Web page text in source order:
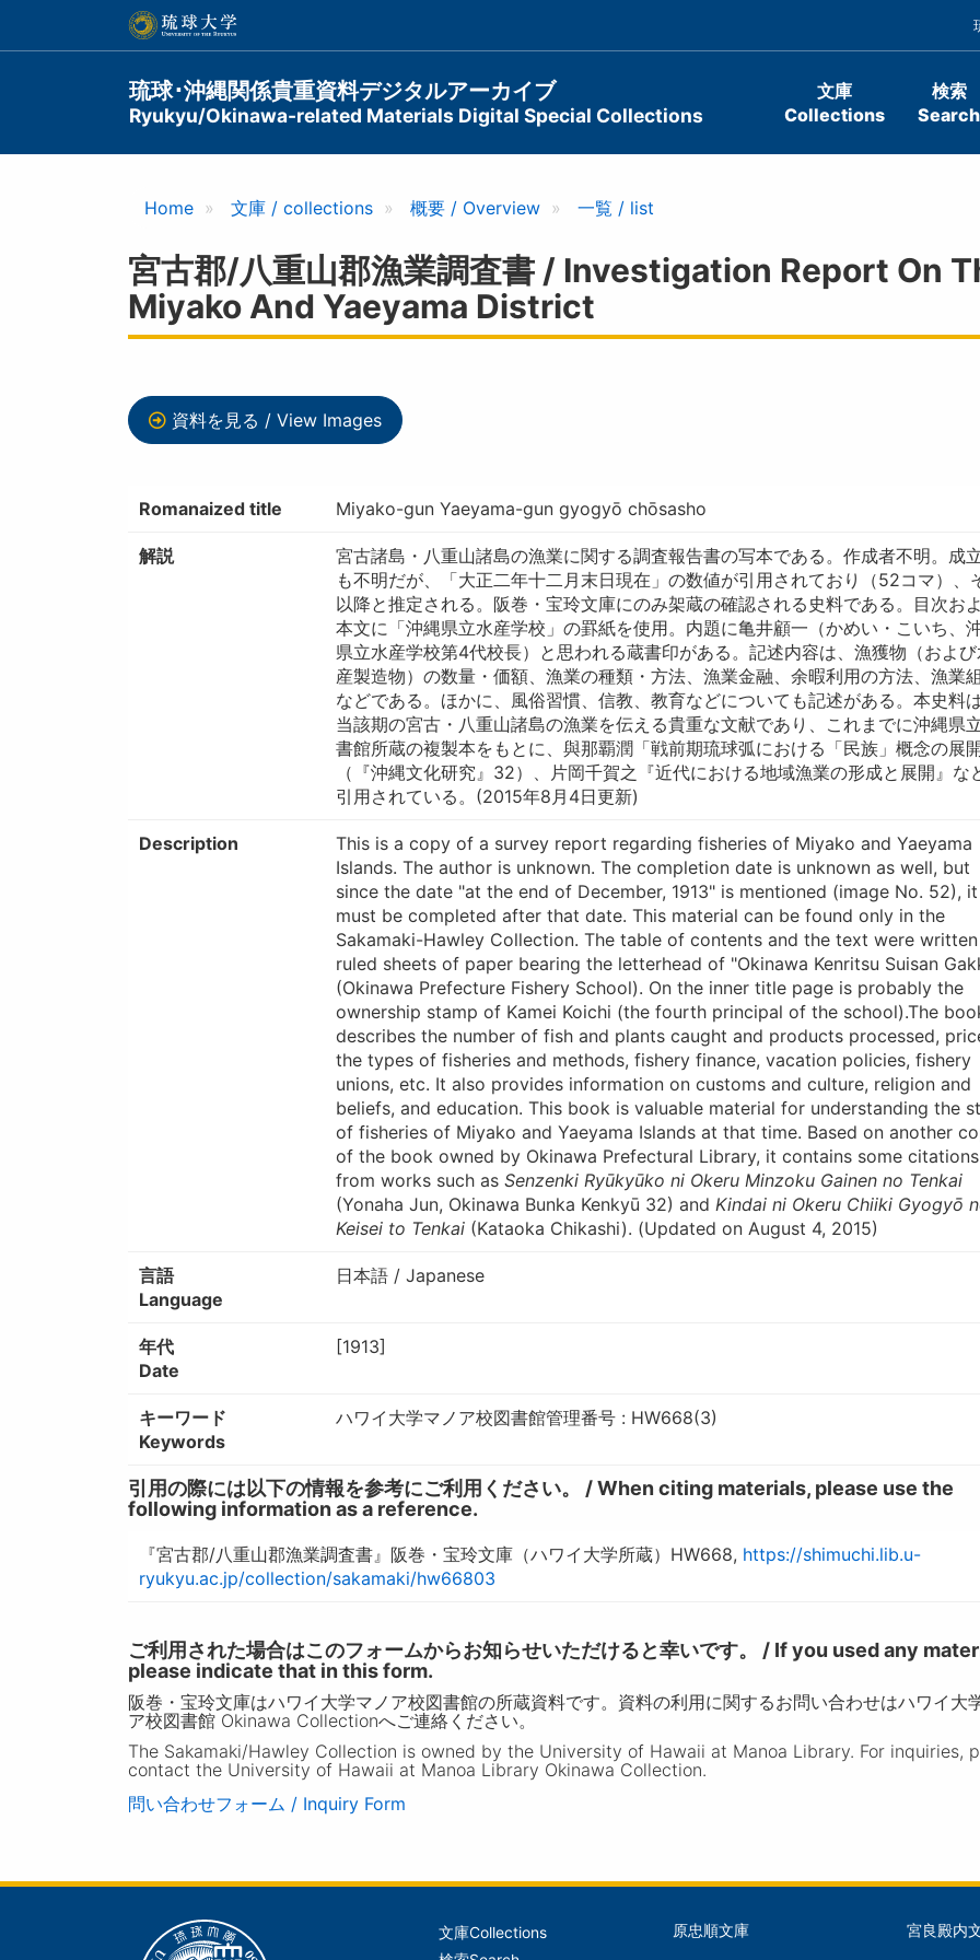
ン
琉球･沖縄関係貴重資料デジタルアーカイブ
Ryukyu/Okinawa-related Materials Digital Special Collections
Main
navigation
文庫
Collections
検索
Search
Home 文庫 / collections 概要 / Overview 一覧 / list
宮古郡/八重山郡漁業調査書 / Investigation Report On
Miyako And Yaeyama District
資料を見る / View Images
Romanaized title Miyako-gun Yaeyama-gun gyogyō chōsasho
解説
宮古諸島・八重山諸島の漁業に関する調査報告書の写本である。作成者不明。成
も不明だが、「大正二年十二月末日現在」の数値が引用されており（52コマ）、
以降と推定される。阪巻・宝玲文庫にのみ架蔵の確認される史料である。目次お
本文に「沖縄県立水産学校」の罫紙を使用。内題に亀井顧一（かめい・こいち、
県立水産学校第4代校長）と思われる蔵書印がある。記述内容は、漁獲物（および
産製造物）の数量・価額、漁業の種類・方法、漁業金融、余暇利用の方法、漁業
などである。ほかに、風俗習慣、信教、教育などについても記述がある。本史料は
当該期の宮古・八重山諸島の漁業を伝える貴重な文献であり、これまでに沖縄県
書館所蔵の複製本をもとに、與那覇潤「戦前期琉球弧における「民族」概念の展開
（『沖縄文化研究』32）、片岡千賀之『近代における地域漁業の形成と展開』な
引用されている。(2015年8月4日更新)
Description
This is a copy of a survey report regarding fisheries of Miyako and Yaeyama
Islands. The author is unknown. The completion date is unknown as well, but
since the date "at the end of December, 1913" is mentioned (image No. 52), it
must be completed after that date. This material can be found only in the
Sakamaki-Hawley Collection. The table of contents and the text were
ruled sheets of paper bearing the letterhead of "Okinawa Kenritsu Suisan
(Okinawa Prefecture Fishery School). On the inner title page is probably the
ownership stamp of Kamei Koichi (the fourth principal of the school).The
describes the number of fish and plants caught and products processed,
the types of fisheries and methods, fishery finance, vacation policies, fishery
unions, etc. It also provides information on customs and culture, religion and
beliefs, and education. This book is valuable material for understanding the
of fisheries of Miyako and Yaeyama Islands at that time. Based on another
of the book owned by Okinawa Prefectural Library, it contains some citations
from works such as Senzenki Ryūkyūko ni Okeru Minzoku Gainen no Tenkai
(Yonaha Jun, Okinawa Bunka Kenkyū 32) and Kindai ni Okeru Chiiki Gyogyō
Keisei to Tenkai(Kataoka Chikashi). (Updated on August 4, 2015)
言語
Language
日本語 / Japanese
年代
Date
[1913]
キーワード
Keywords
ハワイ大学マノア校図書館管理番号 : HW668(3)
引用の際には以下の情報を参考にご利用ください。 / When citing materials, please use the
following information as a reference.
『宮古郡/八重山郡漁業調査書』阪巻・宝玲文庫（ハワイ大学所蔵）HW668, https://shimuchi.lib.u-
ryukyu.ac.jp/collection/sakamaki/hw66803
ご利用された場合はこのフォームからお知らせいただけると幸いです。 / If you used any
please indicate that in this form.
阪巻・宝玲文庫はハワイ大学マノア校図書館の所蔵資料です。資料の利用に関するお問い合わせはハワイ大
ア校図書館 Okinawa Collectionへご連絡ください。
The Sakamaki/Hawley Collection is owned by the University of Hawaii at Manoa Library. For inquiries,
contact the University of Hawaii at Manoa Library Okinawa Collection.
問い合わせフォーム / Inquiry Form
文庫Collections
原忠順文庫 宮良殿内